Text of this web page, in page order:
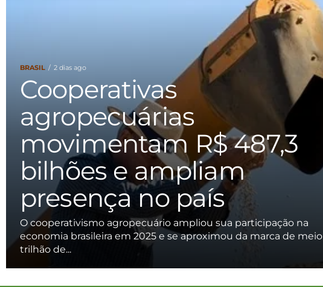
BRASIL 2 dias ago
Cooperativas
agropecuárias
movimentam R$ 487,3
bilhões e ampliam
presença no país
O cooperativismo agropecuário ampliou sua participação na
economia brasileira em 2025 e se aproximou da marca de meio
trilhão de...